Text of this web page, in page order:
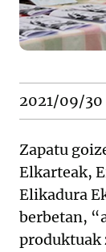
2021/09/30
Zapatu
Elkarteak,
Elikadura
berbetan,
produktuak